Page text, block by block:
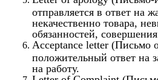
отправляется в ответ на
некачественно товара,
обязанностей,
Acceptance letter (Письмо
положительный ответ на
на работу.